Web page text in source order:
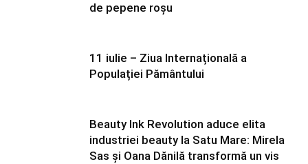
de pepene roșu
11 iulie – Ziua Internațională a
Populației Pământului
Beauty Ink Revolution aduce elita
industriei beauty la Satu Mare: Mirela
Sas și Oana Dănilă transformă un vis